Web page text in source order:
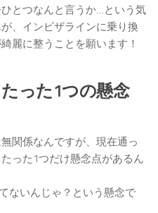
とつなんと言うか…という気
、インビザラインに乗り換
麗に整うことを願います！
った1つの懸念
関係なんですが、現在通っ
った1つだけ懸念点があるん
ないんじゃ？という懸念で